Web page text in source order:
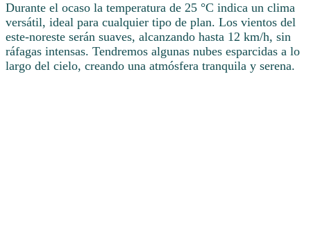
Durante el ocaso la temperatura de 25 °C indica un clima
versátil, ideal para cualquier tipo de plan. Los vientos del
este-noreste serán suaves, alcanzando hasta 12 km/h, sin
ráfagas intensas. Tendremos algunas nubes esparcidas a lo
largo del cielo, creando una atmósfera tranquila y serena.